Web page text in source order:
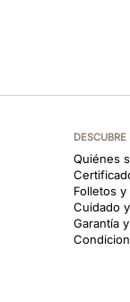
DESCUBRE
Quiénes
Folletos y
Cuidado
Garantía